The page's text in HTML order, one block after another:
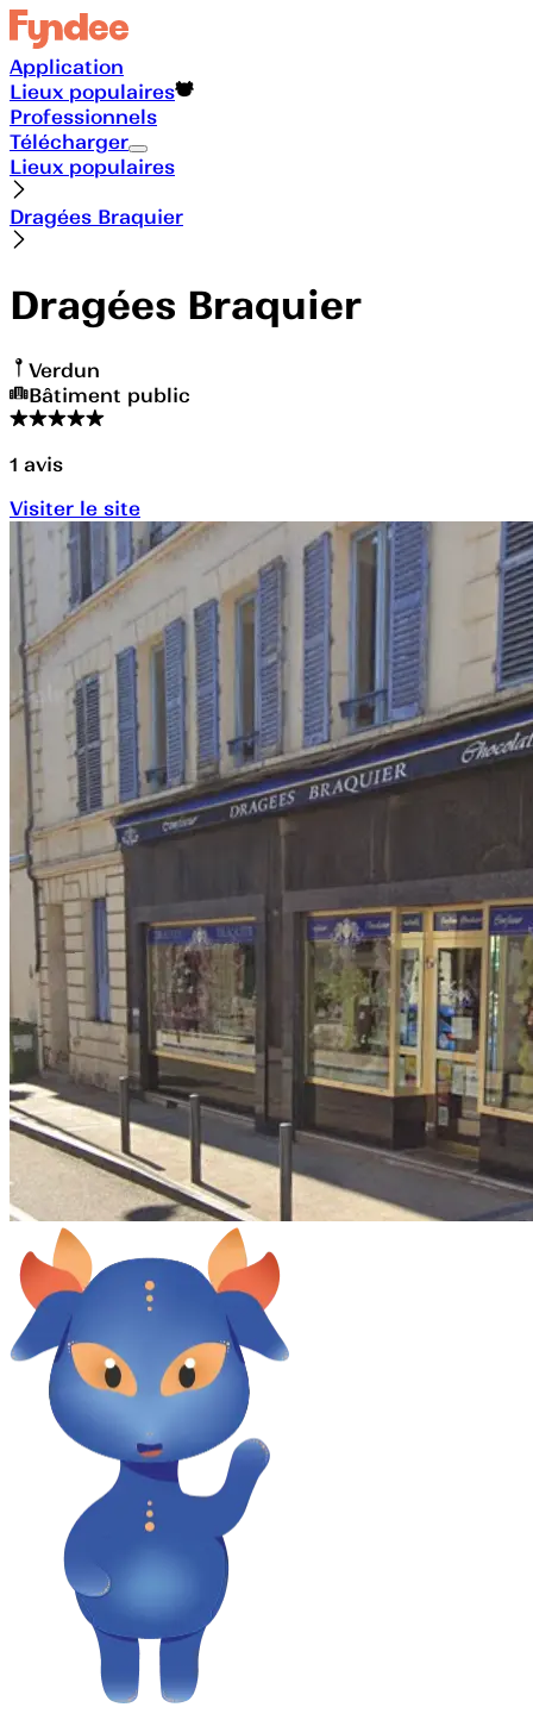
Application
Lieux populaires
Professionnels
Télécharger
Lieux populaires
Dragées Braquier
Dragées Braquier
Verdun
Bâtiment public
1 avis
Visiter le site